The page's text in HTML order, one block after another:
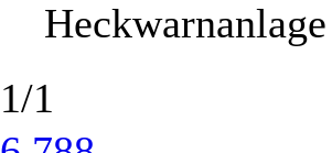
Heckwarnanlage
1/1